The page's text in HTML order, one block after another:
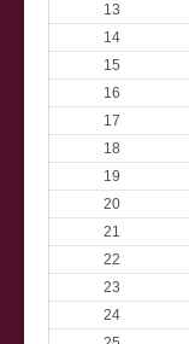
13
14
15
16
17
18
19
20
21
22
23
24